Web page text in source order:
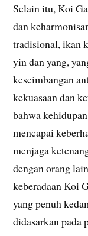
Selain itu, Koi
dan
tradisional, ikan
yin dan yang,
keseimbangan
kekuasaan dan
bahwa
mencapai
menjaga
dengan orang
keberadaan Koi
yang penuh
didasarkan pada